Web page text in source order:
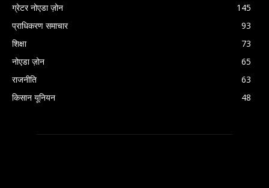
ग्रेटर नोएडा ज़ोन
145
प्राधिकरण समाचार
93
शिक्षा
73
नोएडा ज़ोन
65
राजनीति
63
किसान यूनियन
48